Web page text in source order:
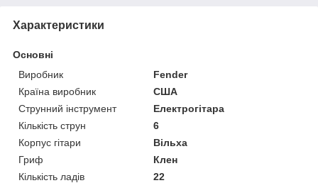
Характеристики
Основні
Виробник
Fender
Країна виробник
США
Струнний інструмент
Електрогітара
Кількість струн
6
Корпус гітари
Вільха
Гриф
Клен
Кількість ладів
22